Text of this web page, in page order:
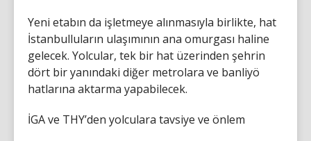
Yeni etabın da işletmeye alınmasıyla birlikte, hat
İstanbulluların ulaşımının ana omurgası haline
gelecek. Yolcular, tek bir hat üzerinden şehrin
dört bir yanındaki diğer metrolara ve banliyö
hatlarına aktarma yapabilecek.
İGA ve THY’den yolculara tavsiye ve önlem